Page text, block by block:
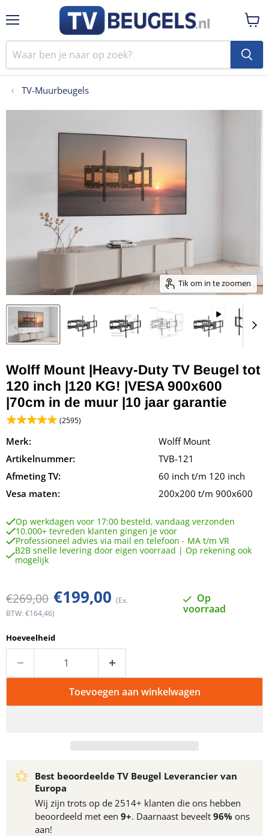
TV-Muurbeugels
Tik om in te zoomen
Wolff Mount |Heavy-Duty TV Beugel tot
120 inch |120 KG! |VESA 900x600
|70cm in de muur |10 jaar garantie
(2595)
Merk:
Wolff Mount
Artikelnummer:
TVB-121
Afmeting TV:
60 inch t/m 120 inch
Vesa maten:
200x200 t/m 900x600
Op werkdagen voor 17:00 besteld, vandaag verzonden
10.000+ tevreden klanten gingen je voor
Professioneel advies via mail en telefoon - MA t/m VR
B2B snelle levering door eigen voorraad | Op rekening ook
mogelijk
Oorspronkelijke prijs
€269,00 Huidige prijs
€199,00 (Ex.
BTW: €164,46)
Op
voorraad
Hoeveelheid
Toevoegen aan winkelwagen
Best beoordeelde TV Beugel Leverancier van
Europa
Wij zijn trots op de 2514+ klanten die ons hebben
beoordeeld met een 9+. Daarnaast beveelt 96% ons
aan!